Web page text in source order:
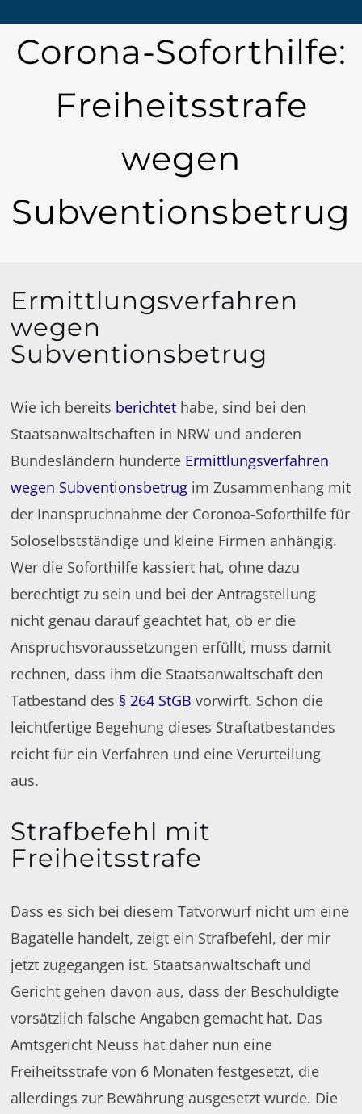
Corona-Soforthilfe:
Freiheitsstrafe
wegen
Subventionsbetrug
Ermittlungsverfahren
wegen
Subventionsbetrug
Wie ich bereits berichtet habe, sind bei den
Staatsanwaltschaften in NRW und anderen
Bundesländern hunderte Ermittlungsverfahren
wegen Subventionsbetrug im Zusammenhang mit
der Inanspruchnahme der Coronoa-Soforthilfe für
Soloselbstständige und kleine Firmen anhängig.
Wer die Soforthilfe kassiert hat, ohne dazu
berechtigt zu sein und bei der Antragstellung
nicht genau darauf geachtet hat, ob er die
Anspruchsvoraussetzungen erfüllt, muss damit
rechnen, dass ihm die Staatsanwaltschaft den
Tatbestand des § 264 StGB vorwirft. Schon die
leichtfertige Begehung dieses Straftatbestandes
reicht für ein Verfahren und eine Verurteilung
aus.
Strafbefehl mit
Freiheitsstrafe
Dass es sich bei diesem Tatvorwurf nicht um eine
Bagatelle handelt, zeigt ein Strafbefehl, der mir
jetzt zugegangen ist. Staatsanwaltschaft und
Gericht gehen davon aus, dass der Beschuldigte
vorsätzlich falsche Angaben gemacht hat. Das
Amtsgericht Neuss hat daher nun eine
Freiheitsstrafe von 6 Monaten festgesetzt, die
allerdings zur Bewährung ausgesetzt wurde. Die